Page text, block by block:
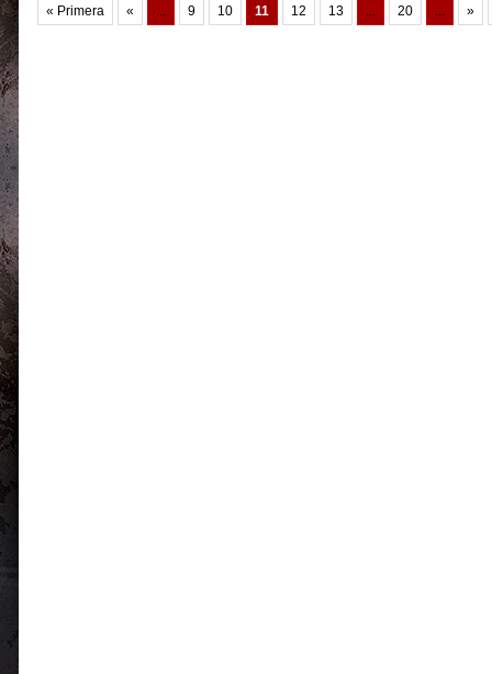
« Primera « ... 9 10 11 12 13 ... 20 ... »